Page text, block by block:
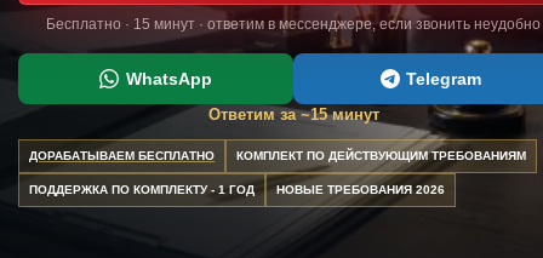
Бесплатно · 15 минут · ответим в мессенджере, если звонить неудобно
WhatsApp Telegram
Ответим за ~15 минут
ДОРАБАТЫВАЕМ БЕСПЛАТНО КОМПЛЕКТ ПО ДЕЙСТВУЮЩИМ ТРЕБОВАНИЯМ
ПОДДЕРЖКА ПО КОМПЛЕКТУ - 1 ГОД НОВЫЕ ТРЕБОВАНИЯ 2026